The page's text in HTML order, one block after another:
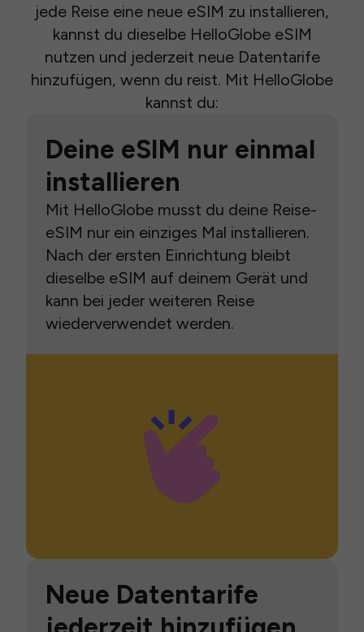
jede Reise eine neue eSIM zu installieren,
kannst du dieselbe HelloGlobe eSIM
nutzen und jederzeit neue Datentarife
hinzufügen, wenn du reist. Mit HelloGlobe
kannst du:
Deine eSIM nur einmal
installieren
Mit HelloGlobe musst du deine Reise-
eSIM nur ein einziges Mal installieren.
Nach der ersten Einrichtung bleibt
dieselbe eSIM auf deinem Gerät und
kann bei jeder weiteren Reise
wiederverwendet werden.
Neue Datentarife